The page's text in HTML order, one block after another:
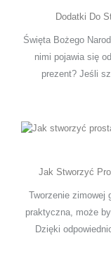
Dodatki Do
Święta Bożego
nimi pojawia się
prezent? Jeśli
Jak Stworzyć
Tworzenie zimowej
praktyczna, może
Dzięki